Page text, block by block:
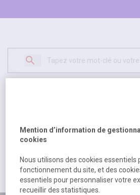
excuser pour la gêne
Retour
Mention d’information de
cookies
Nous utilisons des cookies essentiels
fonctionnement du site, et des
essentiels pour personnaliser votre
recueillir des statistiques.